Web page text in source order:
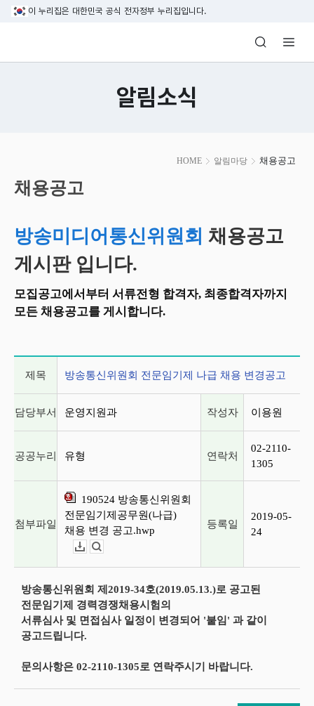
본문 바로가기
이 누리집은 대한민국 공식 전자정부 누리집입니다.
방송미디어통신위원회 Korea Media
알림소식
HOME 알림마당 채용공고
시
작
채용공고
방송미디어통신위원회 채용공고
게시판 입니다.
모집공고에서부터 서류전형 합격자, 최종합격자까지
모든 채용공고를 게시합니다.
제목 방송통신위원회 전문임기제 나급 채용 변경공고
담당부서 운영지원과 작성자 이용원
공공누리 유형 연락처
02-2110-
1305
첨부파일
190524 방송통신위원회
전문임기제공무원(나급)
채용 변경 공고.hwp
등록일
2019-05-
24
방송통신위원회 제2019-34호(2019.05.13.)로 공고된
전문임기제 경력경쟁채용시험의
서류심사 및 면접심사 일정이 변경되어 '붙임' 과 같이
공고드립니다.
문의사항은 02-2110-1305로 연락주시기 바랍니다.